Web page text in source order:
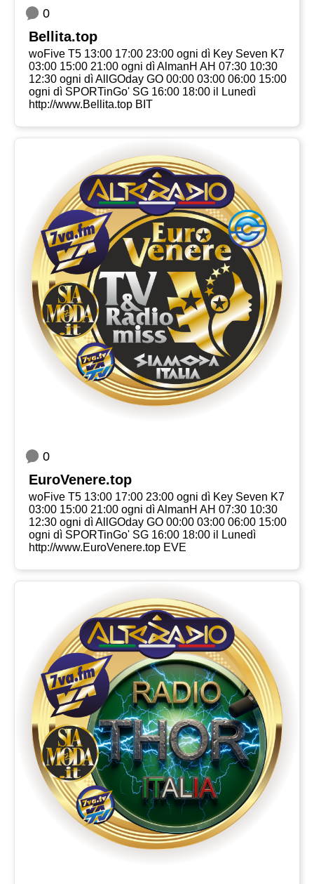
0
Bellita.top
woFive T5 13:00 17:00 23:00 ogni dì Key Seven K7
03:00 15:00 21:00 ogni dì AlmanH AH 07:30 10:30
12:30 ogni dì AllGOday GO 00:00 03:00 06:00 15:00
ogni dì SPORTinGo' SG 16:00 18:00 il Lunedì
http://www.Bellita.top BIT
0
EuroVenere.top
woFive T5 13:00 17:00 23:00 ogni dì Key Seven K7
03:00 15:00 21:00 ogni dì AlmanH AH 07:30 10:30
12:30 ogni dì AllGOday GO 00:00 03:00 06:00 15:00
ogni dì SPORTinGo' SG 16:00 18:00 il Lunedì
http://www.EuroVenere.top EVE